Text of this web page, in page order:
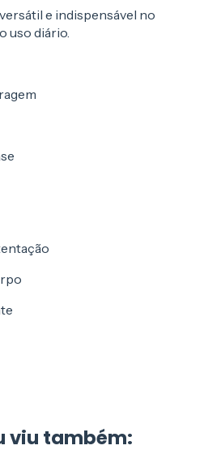
e indispensável no
uso diário.
viu também: